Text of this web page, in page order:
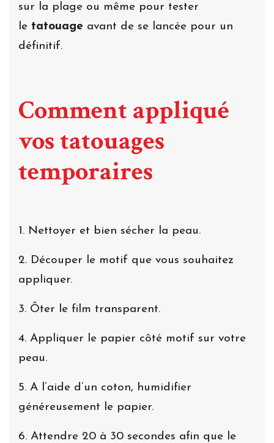
sur la plage ou même pour tester
le tatouage avant de se lancée pour un
définitif.
Comment appliqué
vos tatouages
temporaires
1. Nettoyer et bien sécher la peau.
2. Découper le motif que vous souhaitez
appliquer.
3. Ôter le film transparent.
4. Appliquer le papier côté motif sur votre
peau.
5. A l’aide d’un coton, humidifier
généreusement le papier.
6. Attendre 20 à 30 secondes afin que le